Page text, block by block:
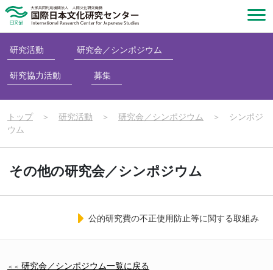
研究活動 研究会／シンポジウム
研究協力活動 募集
トップ＞ 研究活動 ＞ 研究会／シンポジウム ＞
シンポジ
ウム
その他の研究会／シンポジウム
公的研究費の不正使用防止等に関する取組み
＜＜ 研究会／シンポジウム一覧に戻る